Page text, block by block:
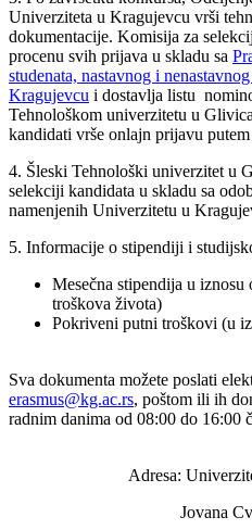
Univerziteta u Kragujevcu vrši
dokumentacije. Komisija za
procenu svih prijava u skladu sa
studenata, nastavnog i
Kragujevcu i dostavlja listu
Tehnološkom univerzitetu u
kandidati vrše onlajn prijavu putem
4. Šleski Tehnološki univerzitet u
selekciji kandidata u skladu sa
namenjenih Univerzitetu u
5. Informacije o stipendiji i
Mesečna stipendija u
troškova života)
Pokriveni putni troškovi (u
Sva dokumenta možete poslati
erasmus@kg.ac.rs, poštom ili ih
radnim danima od 08:00 do 16:00
Adresa:
Jovana